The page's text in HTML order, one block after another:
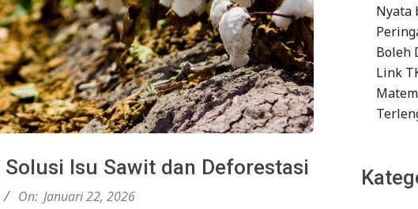
Isu Sawit dan Deforestasi
On: Januari 22, 2026
Nyata
Boleh
Link